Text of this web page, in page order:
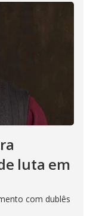
luta em
com dublês